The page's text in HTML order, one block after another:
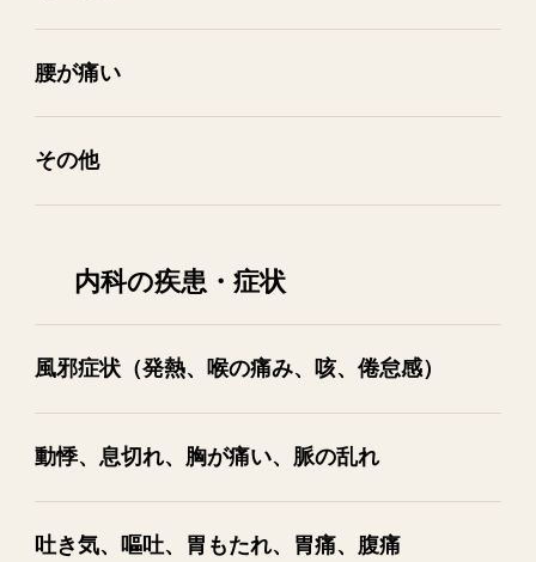
腰が​痛い
その​他
内科の疾患・症状
風邪症状​（発熱、​喉の​痛み、​咳、​倦怠感）
動悸、​息切れ、​胸が​痛い、​脈の​乱れ
吐き気、​嘔吐、​胃も​たれ、​胃痛、​腹痛